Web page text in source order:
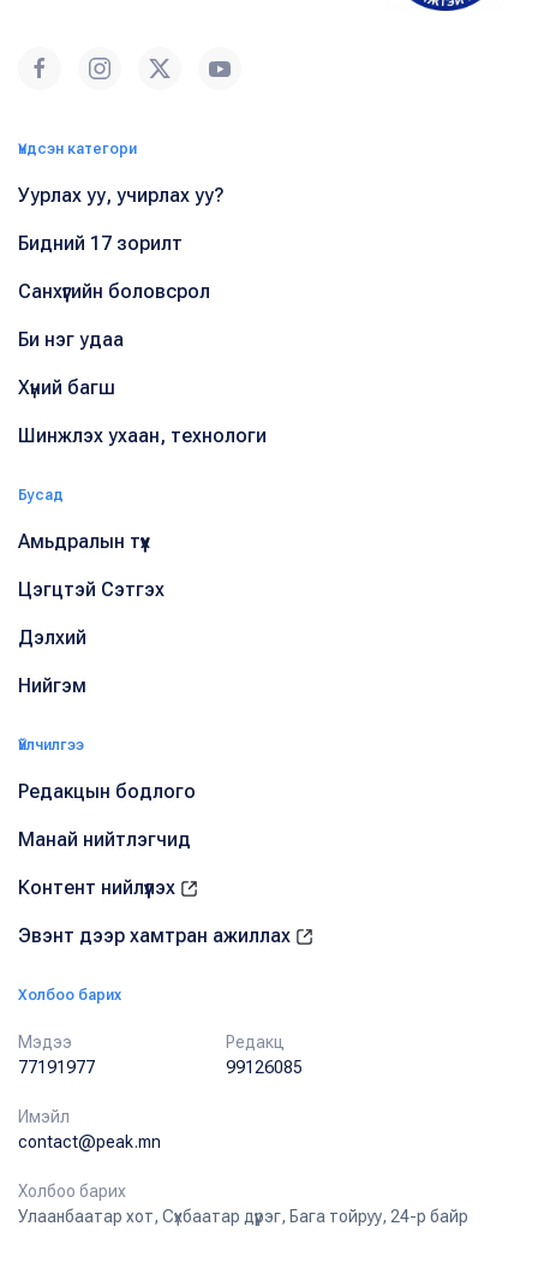
Үндсэн категори
Уурлах уу, учирлах уу?
Бидний 17 зорилт
Санхүүгийн боловсрол
Би нэг удаа
Хүний багш
Шинжлэх ухаан, технологи
Бусад
Амьдралын түүх
Цэгцтэй Сэтгэх
Дэлхий
Нийгэм
Үйлчилгээ
Редакцын бодлого
Манай нийтлэгчид
Контент нийлүүлэх
Эвэнт дээр хамтран ажиллах
Холбоо барих
Мэдээ
77191977
Редакц
99126085
Имэйл
contact@peak.mn
Холбоо барих
Улаанбаатар хот, Сүхбаатар дүүрэг, Бага тойруу, 24-р байр